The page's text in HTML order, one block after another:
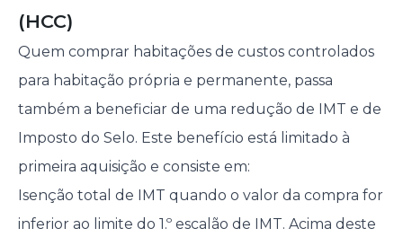
(HCC)
Quem comprar habitações de custos controlados
para habitação própria e permanente, passa
também a beneficiar de uma redução de IMT e de
Imposto do Selo. Este benefício está limitado à
primeira aquisição e consiste em:
Isenção total de IMT quando o valor da compra for
inferior ao limite do 1.º escalão de IMT. Acima deste